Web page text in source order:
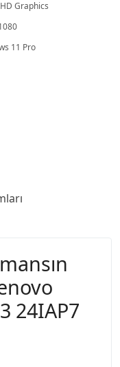
Graphics
11 Pro
24IAP7